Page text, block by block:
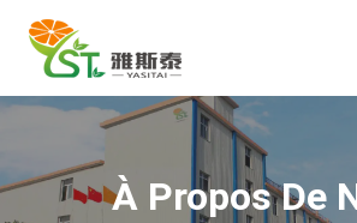
Passer
contenu
À Propos De